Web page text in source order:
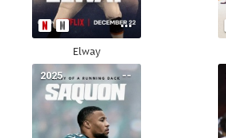
Elway
--
2025